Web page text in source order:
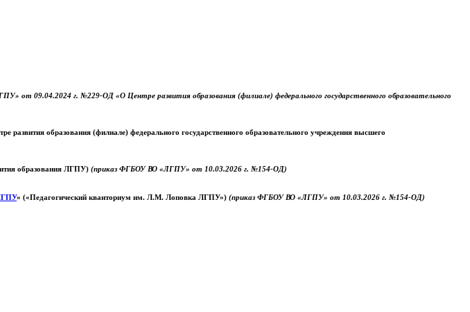
от 09.04.2024 г. №229-ОД «О Центре развития образования (филиале) федерального государственного образовательного
развития образования (филиале) федерального государственного образовательного учреждения высшего
образования ЛГПУ) (приказ ФГБОУ ВО «ЛГПУ» от 10.03.2026 г. №154-ОД)
» («Педагогический кванториум им. Л.М. Лоповка ЛГПУ») (приказ ФГБОУ ВО «ЛГПУ» от 10.03.2026 г. №154-ОД)